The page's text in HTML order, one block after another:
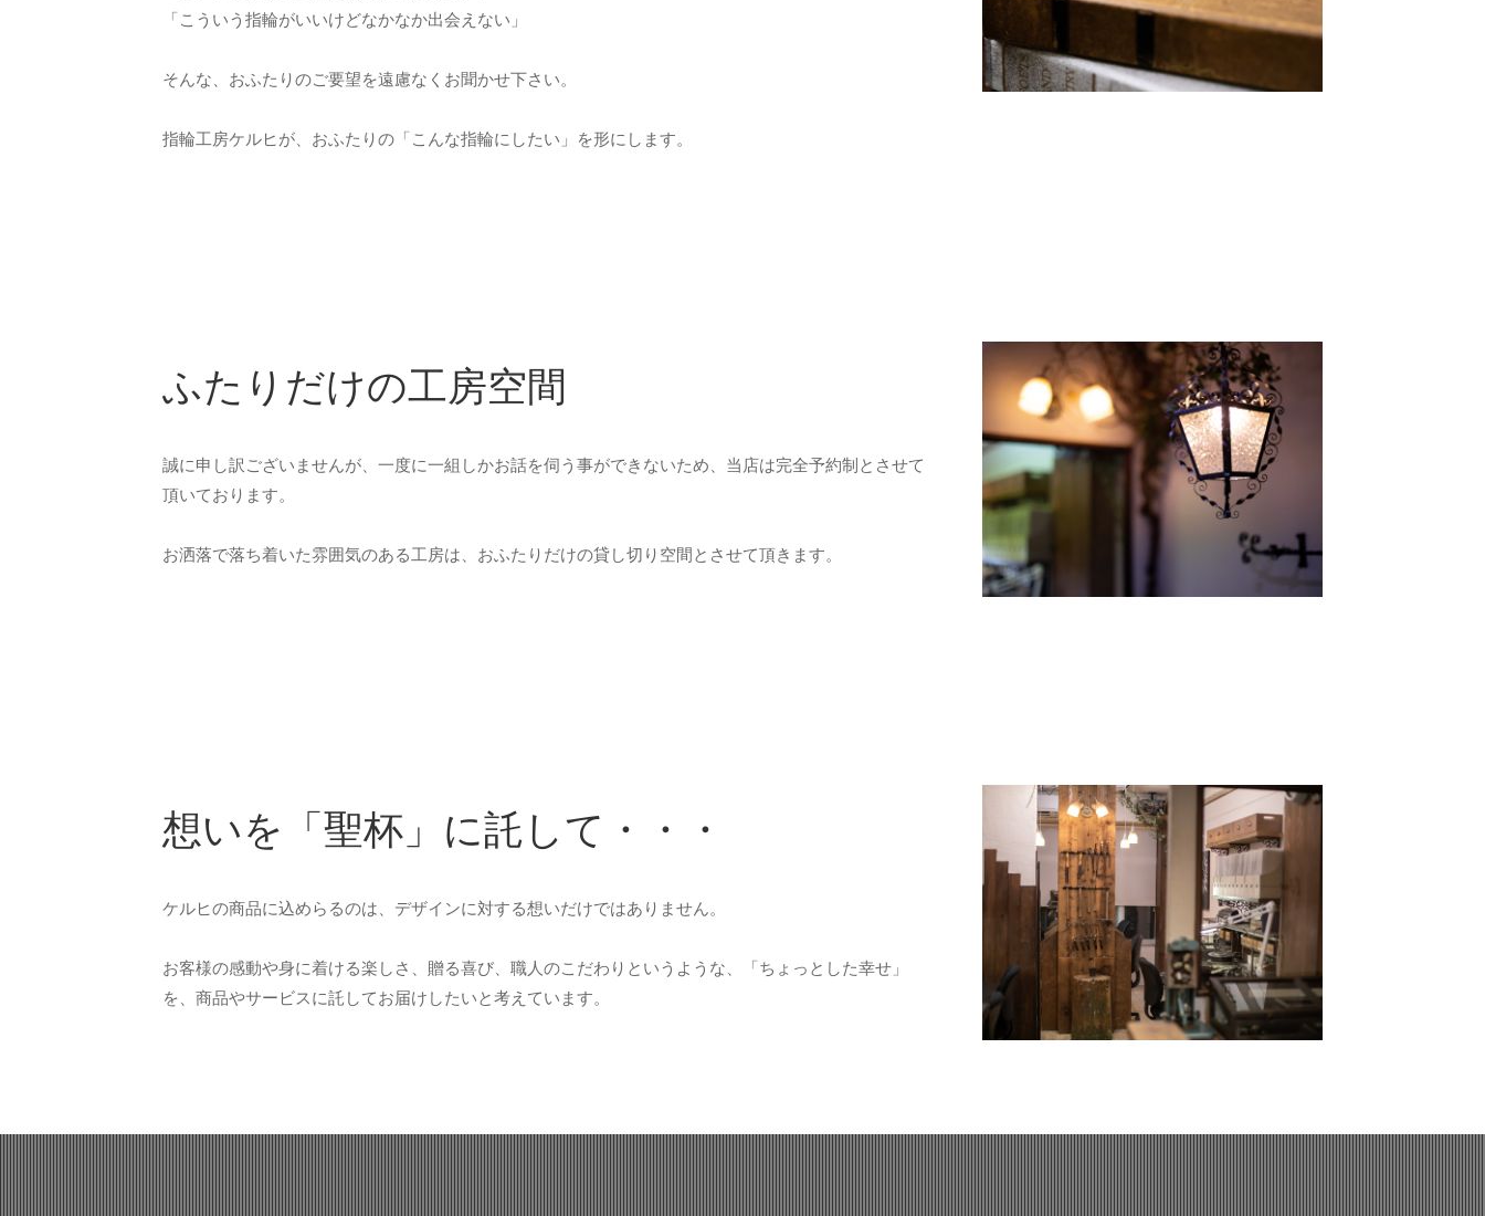
「こういう指輪がいいけどなかなか出会えない」
そんな、おふたりのご要望を遠慮なくお聞かせ下さい。
指輪工房ケルヒが、おふたりの「こんな指輪にしたい」を形にします。
ふたりだけの工房空間
誠に申し訳ございませんが、一度に一組しかお話を伺う事ができないため、当店は完全予約制とさせて
頂いております。
お洒落で落ち着いた雰囲気のある工房は、おふたりだけの貸し切り空間とさせて頂きます。
想いを「聖杯」に託して・・・
ケルヒの商品に込めらるのは、デザインに対する想いだけではありません。
お客様の感動や身に着ける楽しさ、贈る喜び、職人のこだわりというような、「ちょっとした幸せ」
を、商品やサービスに託してお届けしたいと考えています。